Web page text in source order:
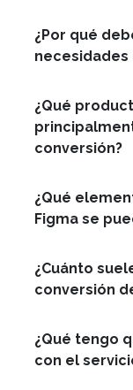
¿Por qué
necesidades
¿Qué
conversión?
¿Qué
Figma se
¿Cuánto
conversión
¿Qué tengo
con el